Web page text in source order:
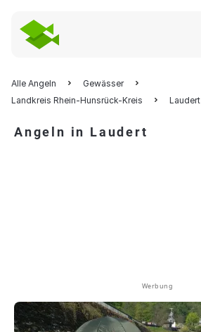
Alle Angeln
Gewässer
Landkreis Rhein-Hunsrück-Kreis
Laudert
Angeln in Laudert
Werbung